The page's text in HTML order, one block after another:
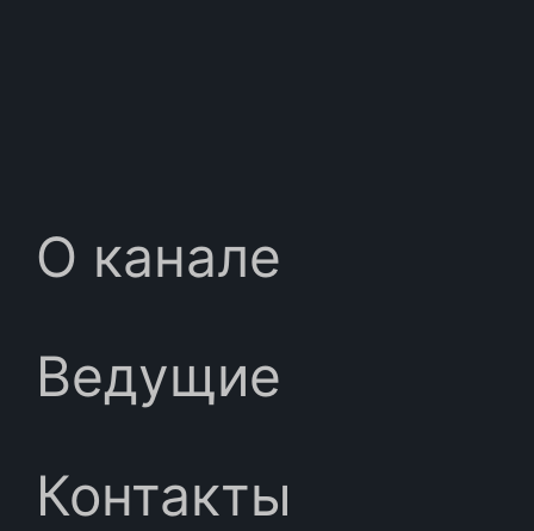
О канале
Ведущие
Контакты